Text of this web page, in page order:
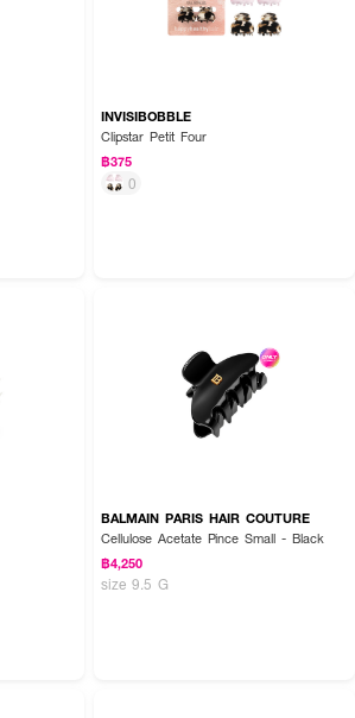
INVISIBOBBLE
Clipstar Petit Four
฿375
0
BALMAIN PARIS HAIR COUTURE
Cellulose Acetate Pince Small - Black
฿4,250
size 9.5 G